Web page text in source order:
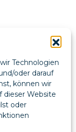
Technologien
oder darauf
können wir
dieser Website
oder